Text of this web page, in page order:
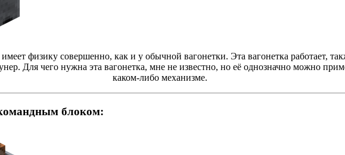
имеет физику совершенно, как и у обычной вагонетки. Эта вагонетка работает,
Для чего нужна эта вагонетка, мне не известно, но её однозначно можно
каком-либо механизме.
блоком: